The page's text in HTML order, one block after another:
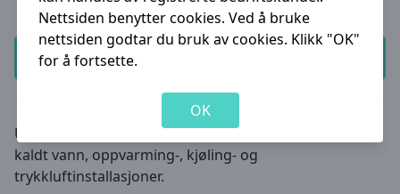
Nettsiden benytter cookies. Ved å bruke
nettsiden godtar du bruk av cookies. Klikk "OK"
for å fortsette.
OK
Universalsystem av alupex for blant annet varmt og
kaldt vann, oppvarming-, kjøling- og
trykkluftinstallasjoner.